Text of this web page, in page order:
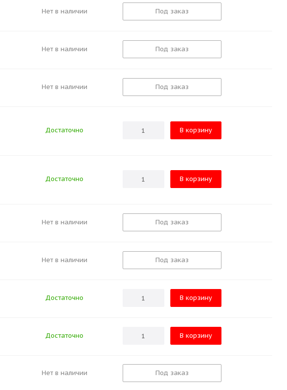
Нет в наличии Под заказ
Нет в наличии Под заказ
Нет в наличии Под заказ
Достаточно В корзину
Достаточно В корзину
Нет в наличии Под заказ
Нет в наличии Под заказ
Достаточно В корзину
Достаточно В корзину
Нет в наличии Под заказ